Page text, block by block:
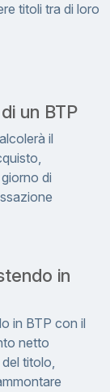
titoli tra di loro
un BTP
il
di
in
in BTP con il
netto
titolo,